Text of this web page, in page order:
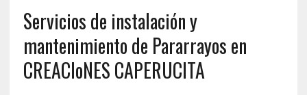
Servicios de instalación y
mantenimiento de Pararrayos en
CREACIoNES CAPERUCITA